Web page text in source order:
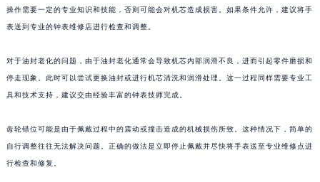
操作需要一定的专业知识和技能，否则可能会对机芯造成损害。如果条件允许，建议将手
表送到专业的钟表维修店进行检查和调整。
对于油封老化的问题，由于油封老化通常会导致机芯内部润滑不良，进而引起零件磨损和
停走现象。此时可以尝试更换油封或进行机芯清洗和润滑处理。这一过程同样需要专业工
具和技术支持，建议交由经验丰富的钟表技师完成。
齿轮错位可能是由于佩戴过程中的震动或撞击造成的机械损伤所致。这种情况下，简单的
自行调整往往无法解决问题。正确的做法是立即停止佩戴并尽快将手表送至专业维修点进
行检查和修复。